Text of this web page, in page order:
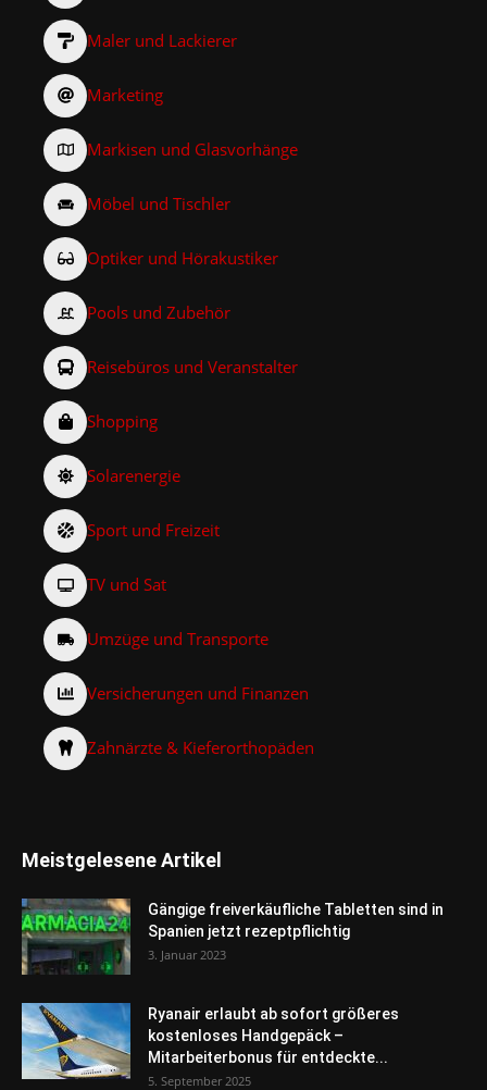
Maler und Lackierer
Marketing
Markisen und Glasvorhänge
Möbel und Tischler
Optiker und Hörakustiker
Pools und Zubehör
Reisebüros und Veranstalter
Shopping
Solarenergie
Sport und Freizeit
TV und Sat
Umzüge und Transporte
Versicherungen und Finanzen
Zahnärzte & Kieferorthopäden
Meistgelesene Artikel
Gängige freiverkäufliche Tabletten sind in
Spanien jetzt rezeptpflichtig
3. Januar 2023
Ryanair erlaubt ab sofort größeres
kostenloses Handgepäck –
Mitarbeiterbonus für entdeckte...
5. September 2025